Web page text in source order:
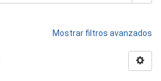
Mostrar filtros avanzados